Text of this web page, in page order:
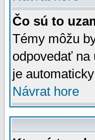
Čo sú to
Témy môžu
odpovedať na
je
Návrat hore